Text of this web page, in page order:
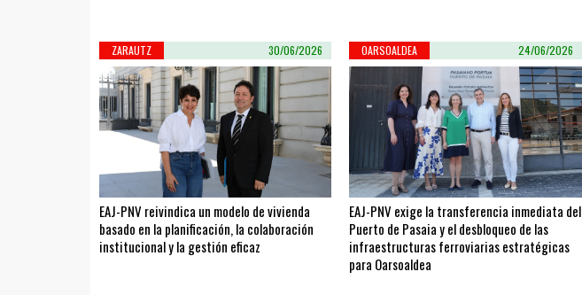
ZARAUTZ 30/06/2026
EAJ-PNV reivindica un modelo de vivienda
basado en la planificación, la colaboración
institucional y la gestión eficaz
OARSOALDEA 24/06/2026
EAJ-PNV exige la transferencia inmediata del
Puerto de Pasaia y el desbloqueo de las
infraestructuras ferroviarias estratégicas
para Oarsoaldea